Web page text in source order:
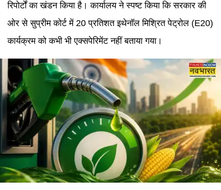
रिपोर्टों का खंडन किया है। कार्यालय ने स्पष्ट किया कि सरकार की
ओर से सुप्रीम कोर्ट में 20 प्रतिशत इथेनॉल मिश्रित पेट्रोल (E20)
कार्यक्रम को कभी भी एक्सपेरिमेंट नहीं बताया गया।